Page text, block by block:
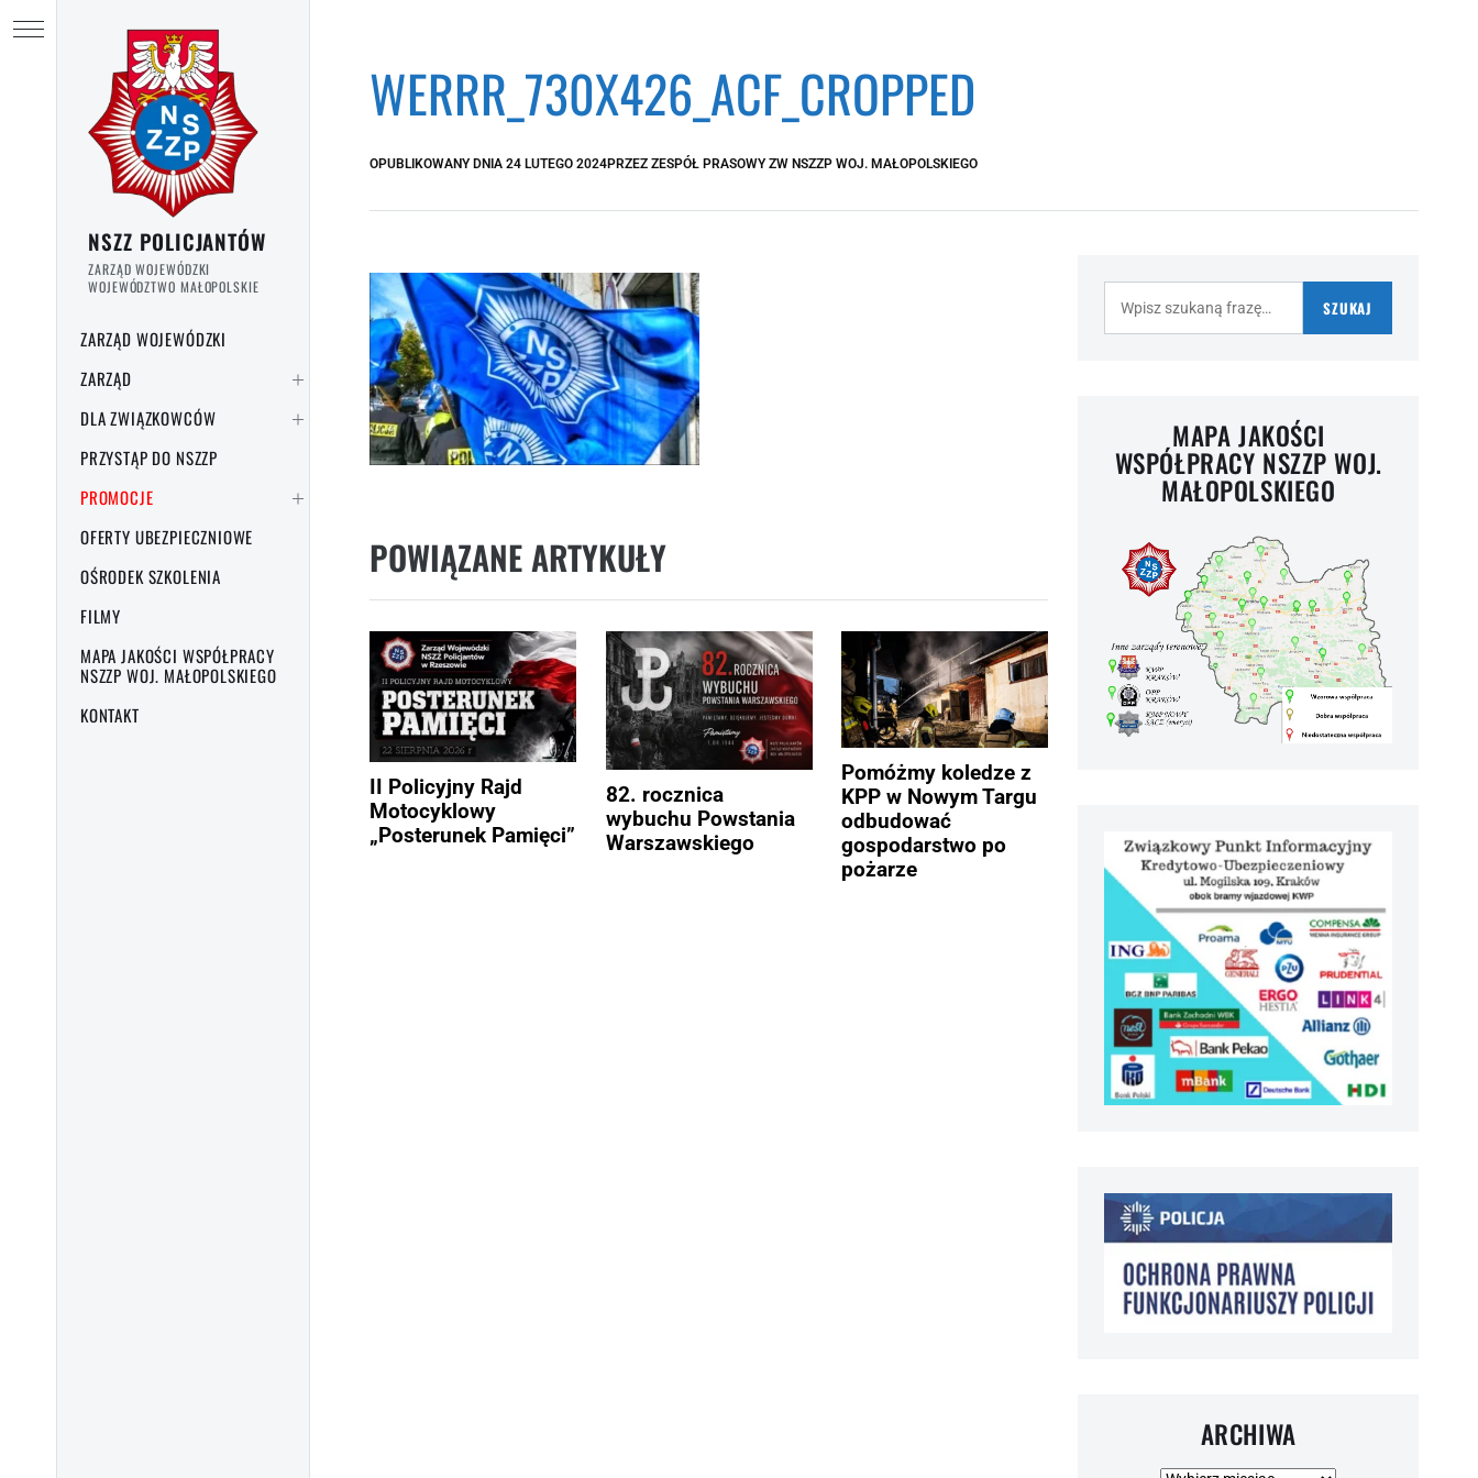
NSZZ POLICJANTÓW
ZARZĄD WOJEWÓDZKI
WOJEWÓDZTWO MAŁOPOLSKIE
ZARZĄD WOJEWÓDZKI
ZARZĄD
DLA ZWIĄZKOWCÓW
PRZYSTĄP DO NSZZP
PROMOCJE
OFERTY UBEZPIECZNIOWE
OŚRODEK SZKOLENIA
FILMY
MAPA JAKOŚCI WSPÓŁPRACY
NSZZP WOJ. MAŁOPOLSKIEGO
KONTAKT
WERRR_730X426_ACF_CROPPED
OPUBLIKOWANY DNIA 24 LUTEGO 2024PRZEZ ZESPÓŁ PRASOWY ZW NSZZP WOJ. MAŁOPOLSKIEGO
POWIĄZANE ARTYKUŁY
II Policyjny Rajd
Motocyklowy
„Posterunek Pamięci”
82. rocznica
wybuchu Powstania
Warszawskiego
Pomóżmy koledze z
KPP w Nowym Targu
odbudować
gospodarstwo po
pożarze
SZUKAJ
MAPA JAKOŚCI
WSPÓŁPRACY NSZZP WOJ.
MAŁOPOLSKIEGO
ARCHIWA